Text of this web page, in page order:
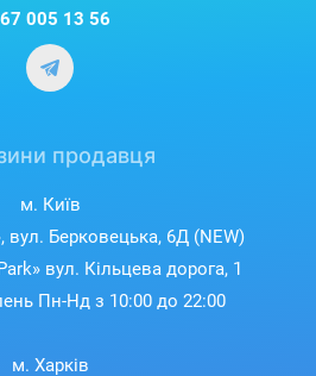
005 13 56
продавця
м. Київ
вул. Берковецька, 6Д (NEW)
вул. Кільцева дорога, 1
Пн-Нд з 10:00 до 22:00
м. Харків